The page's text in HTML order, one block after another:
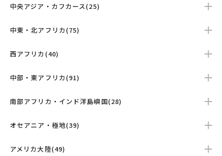
中央アジア・カフカース(25)
中東・北アフリカ(75)
西アフリカ(40)
中部・東アフリカ(91)
南部アフリカ・インド洋島嶼国(28)
オセアニア・極地(39)
アメリカ大陸(49)